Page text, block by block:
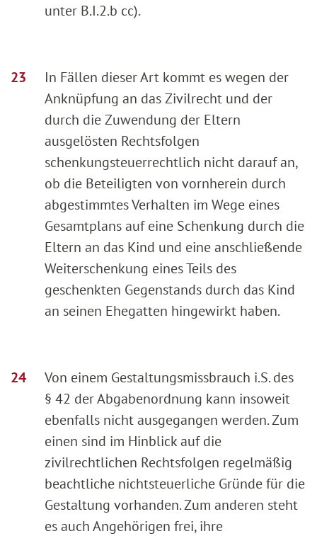
unter B.I.2.b cc).
In Fällen dieser Art kommt es wegen der
Anknüpfung an das Zivilrecht und der
durch die Zuwendung der Eltern
ausgelösten Rechtsfolgen
schenkungsteuerrechtlich nicht darauf an,
ob die Beteiligten von vornherein durch
abgestimmtes Verhalten im Wege eines
Gesamtplans auf eine Schenkung durch die
Eltern an das Kind und eine anschließende
Weiterschenkung eines Teils des
geschenkten Gegenstands durch das Kind
an seinen Ehegatten hingewirkt haben.
Von einem Gestaltungsmissbrauch i.S. des
§ 42 der Abgabenordnung kann insoweit
ebenfalls nicht ausgegangen werden. Zum
einen sind im Hinblick auf die
zivilrechtlichen Rechtsfolgen regelmäßig
beachtliche nichtsteuerliche Gründe für die
Gestaltung vorhanden. Zum anderen steht
es auch Angehörigen frei, ihre